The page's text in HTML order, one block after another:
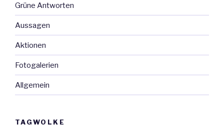
Grüne Antworten
Aussagen
Aktionen
Fotogalerien
Allgemein
TAGWOLKE